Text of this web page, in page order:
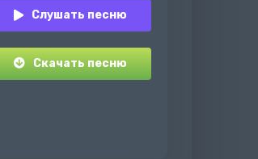
Слушать песню
Скачать песню